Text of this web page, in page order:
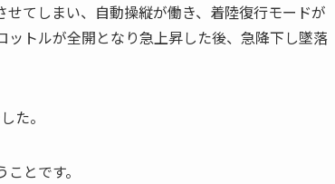
てしまい、自動操縦が働き、着陸復行モードが
トルが全開となり急上昇した後、急降下し墜落
た。
とです。